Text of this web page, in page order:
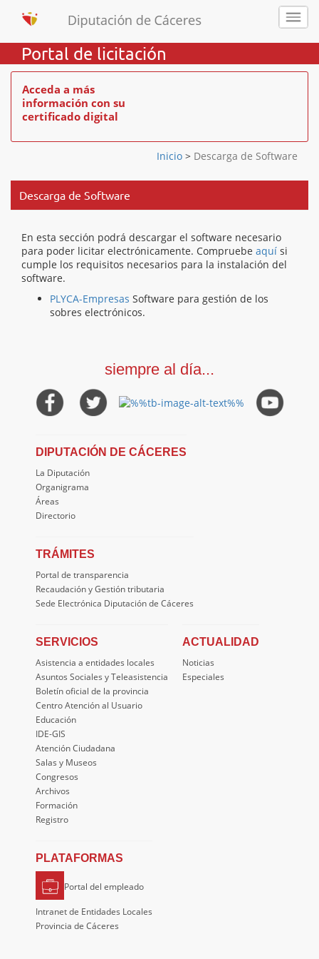
Portal de licitación
Acceda a más
información con su
certificado digital
Inicio > Descarga de Software
Descarga de Software
En esta sección podrá descargar el software necesario
para poder licitar electrónicamente. Compruebe aquí si
cumple los requisitos necesarios para la instalación del
software.
PLYCA-Empresas Software para gestión de los
sobres electrónicos.
siempre al día...
DIPUTACIÓN DE CÁCERES
La Diputación
Organigrama
Áreas
Directorio
TRÁMITES
Portal de transparencia
Recaudación y Gestión tributaria
Sede Electrónica Diputación de Cáceres
SERVICIOS
Asistencia a entidades locales
Asuntos Sociales y Teleasistencia
Boletín oficial de la provincia
Centro Atención al Usuario
Educación
IDE-GIS
Atención Ciudadana
Salas y Museos
Congresos
Archivos
Formación
Registro
ACTUALIDAD
Noticias
Especiales
PLATAFORMAS
Portal del empleado
Intranet de Entidades Locales
Provincia de Cáceres